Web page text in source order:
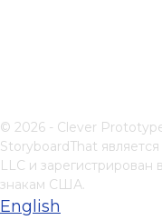
© 2026 - Clever
StoryboardThat
LLC и
знакам США.
English